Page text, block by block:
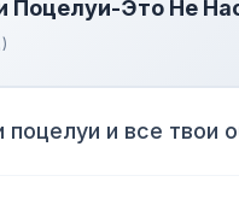
Поцелуи-Это Не
поцелуи и все твои